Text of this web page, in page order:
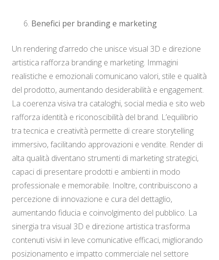
Benefici per branding e marketing
Un rendering d’arredo che unisce visual 3D e direzione
artistica rafforza branding e marketing. Immagini
realistiche e emozionali comunicano valori, stile e qualità
del prodotto, aumentando desiderabilità e engagement.
La coerenza visiva tra cataloghi, social media e sito web
rafforza identità e riconoscibilità del brand. L’equilibrio
tra tecnica e creatività permette di creare storytelling
immersivo, facilitando approvazioni e vendite. Render di
alta qualità diventano strumenti di marketing strategici,
capaci di presentare prodotti e ambienti in modo
professionale e memorabile. Inoltre, contribuiscono a
percezione di innovazione e cura del dettaglio,
aumentando fiducia e coinvolgimento del pubblico. La
sinergia tra visual 3D e direzione artistica trasforma
contenuti visivi in leve comunicative efficaci, migliorando
posizionamento e impatto commerciale nel settore